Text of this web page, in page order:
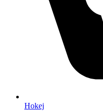
Hokej